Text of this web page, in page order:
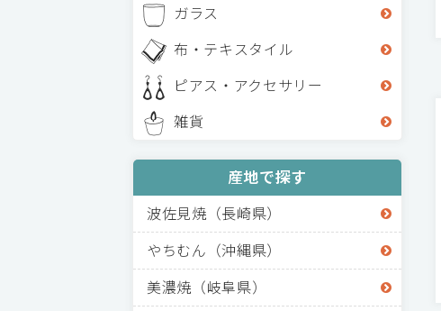
ガラス
布・テキスタイル
ピアス・アクセサリー
雑貨
産地で探す
波佐見焼（長崎県）
やちむん（沖縄県）
美濃焼（岐阜県）